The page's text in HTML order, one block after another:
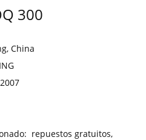
300
China
repuestos gratuitos,